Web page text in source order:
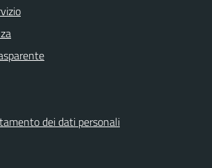
dei dati personali